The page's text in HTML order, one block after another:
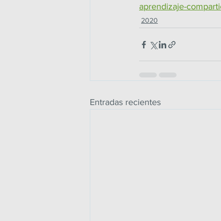
aprendizaje-
2020
Entradas recientes